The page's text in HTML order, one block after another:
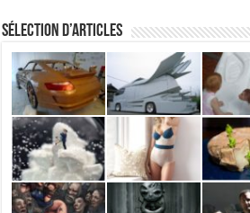
Sélection d’articles